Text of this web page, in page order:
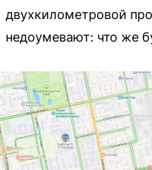
двухкилометровой
недоумевают: что же